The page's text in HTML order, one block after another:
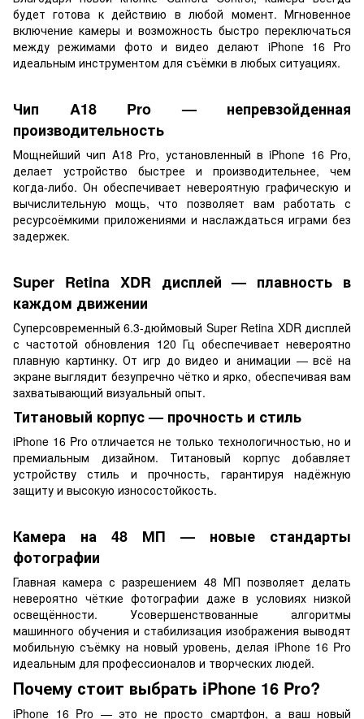
будет готова к действию в любой момент. Мгновенное
включение камеры и возможность быстро переключаться
между режимами фото и видео делают iPhone 16 Pro
идеальным инструментом для съёмки в любых ситуациях.
Чип A18 Pro — непревзойденная
производительность
Мощнейший чип A18 Pro, установленный в iPhone 16 Pro,
делает устройство быстрее и производительнее, чем
когда-либо. Он обеспечивает невероятную графическую и
вычислительную мощь, что позволяет вам работать с
ресурсоёмкими приложениями и наслаждаться играми без
задержек.
Super Retina XDR дисплей — плавность в
каждом движении
Суперсовременный 6.3-дюймовый Super Retina XDR дисплей
с частотой обновления 120 Гц обеспечивает невероятно
плавную картинку. От игр до видео и анимации — всё на
экране выглядит безупречно чётко и ярко, обеспечивая вам
захватывающий визуальный опыт.
Титановый корпус — прочность и стиль
iPhone 16 Pro отличается не только технологичностью, но и
премиальным дизайном. Титановый корпус добавляет
устройству стиль и прочность, гарантируя надёжную
защиту и высокую износостойкость.
Камера на 48 МП — новые стандарты
фотографии
Главная камера с разрешением 48 МП позволяет делать
невероятно чёткие фотографии даже в условиях низкой
освещённости. Усовершенствованные алгоритмы
машинного обучения и стабилизация изображения выводят
мобильную съёмку на новый уровень, делая iPhone 16 Pro
идеальным для профессионалов и творческих людей.
Почему стоит выбрать iPhone 16 Pro?
iPhone 16 Pro — это не просто смартфон, а ваш новый